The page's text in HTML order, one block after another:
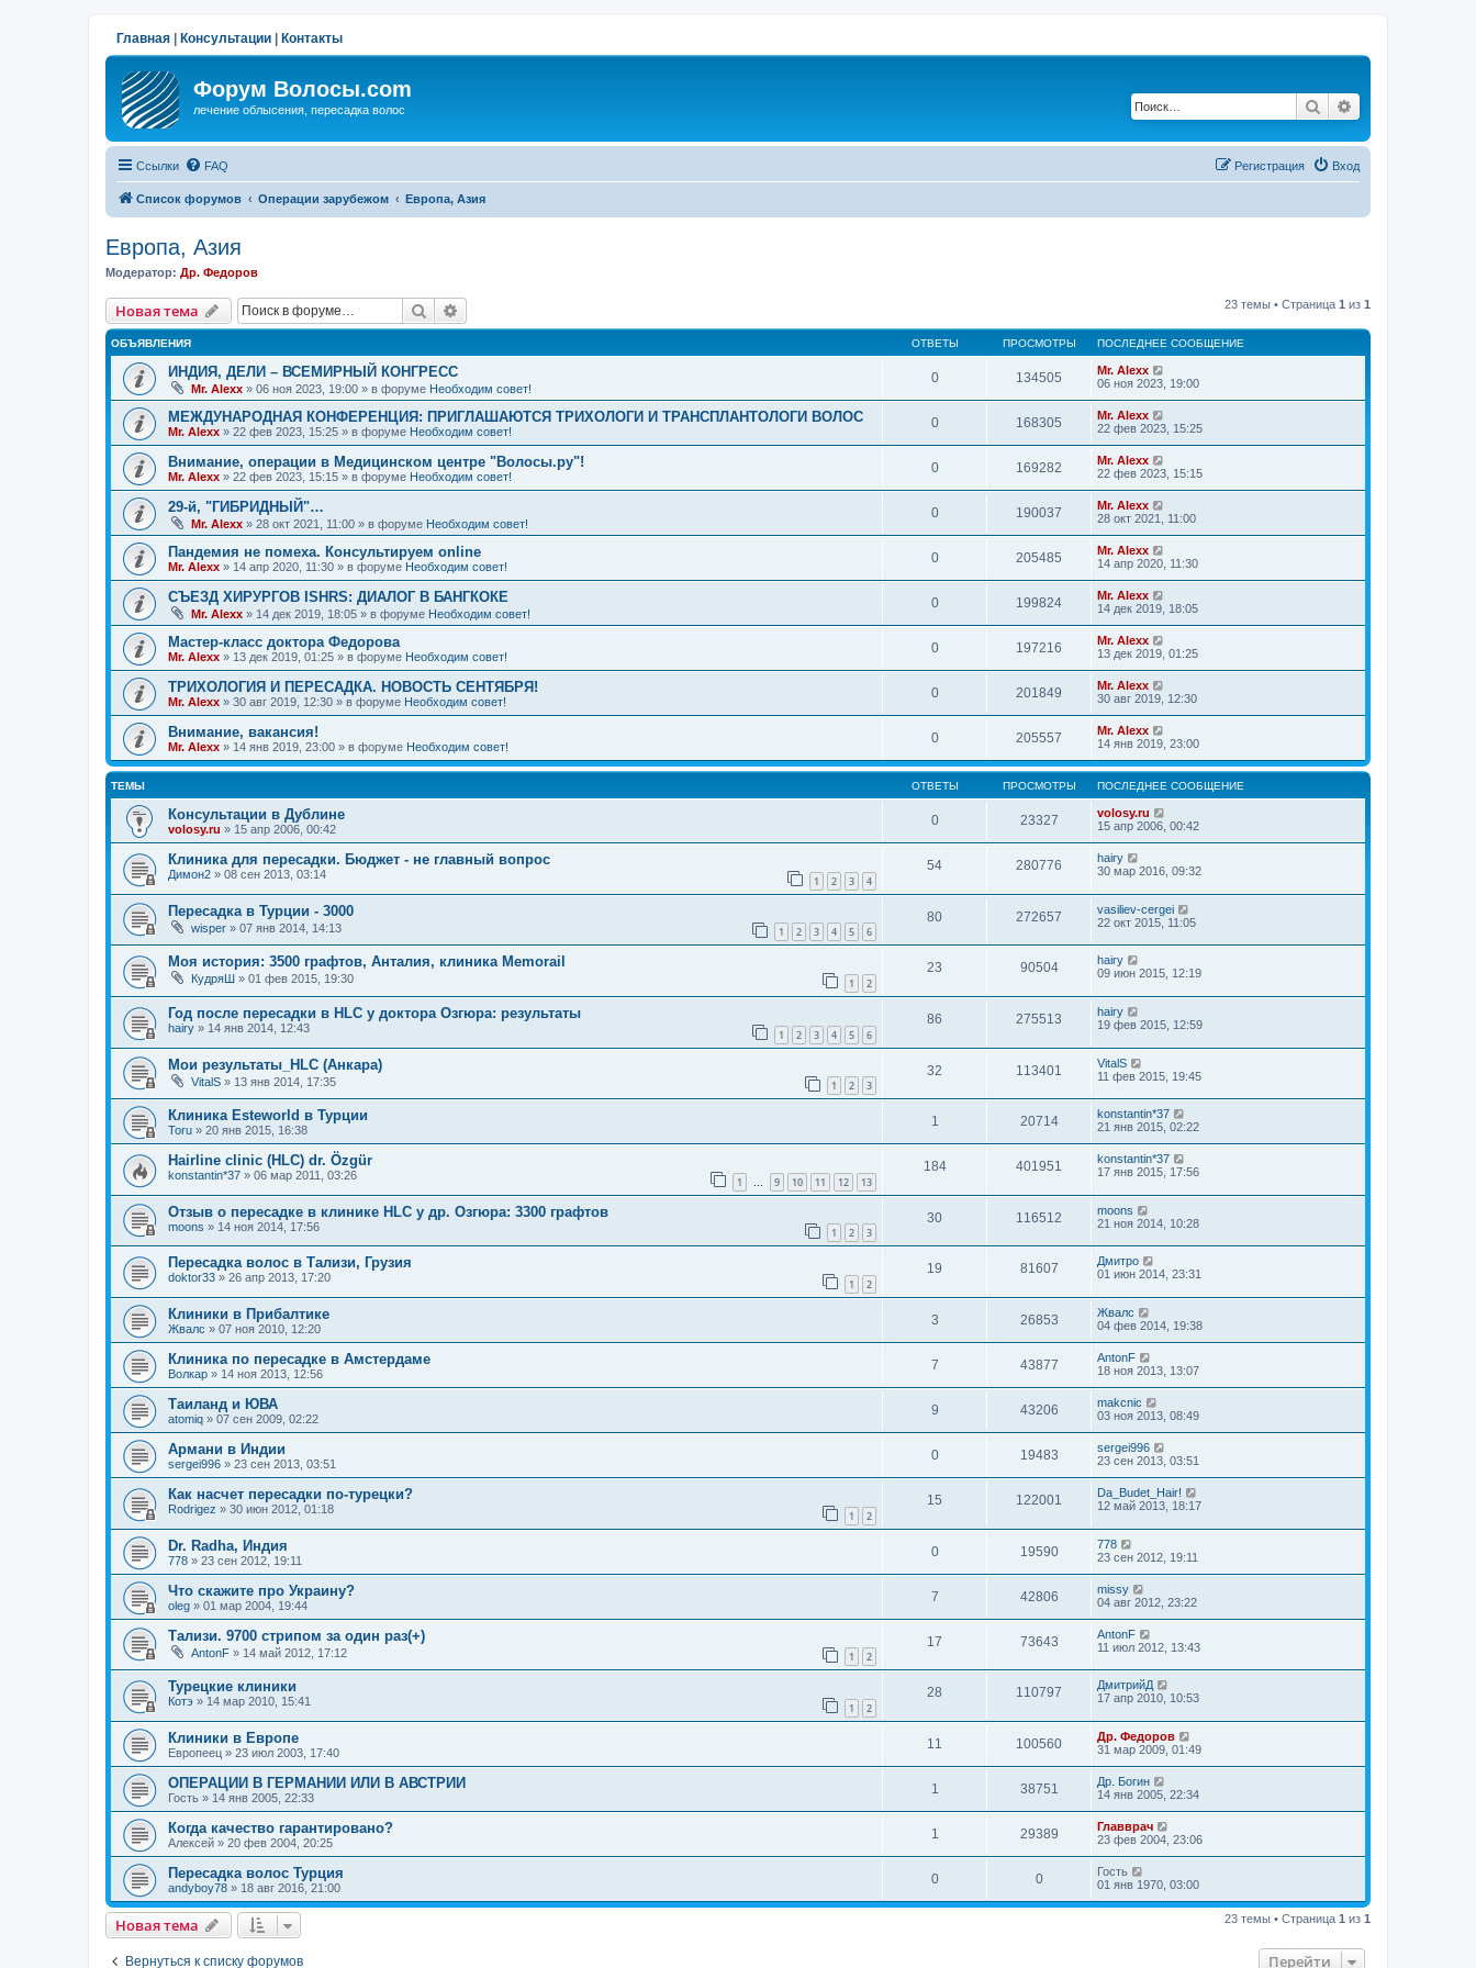
Главная Консультации Контакты
Форум Волосы.com
лечение облысения, пересадка волос Поиск
Ссылки FAQ Вход
Регистрация
Список форумов Операции зарубежом Европа, Азия
Европа, Азия
Модератор: Др. Федоров
Новая тема Поиск 23 темы • Страница 1 из 1
ОБЪЯВЛЕНИЯ ОТВЕТЫ ПРОСМОТРЫ ПОСЛЕДНЕЕ СООБЩЕНИЕ
ИНДИЯ, ДЕЛИ – ВСЕМИРНЫЙ КОНГРЕСС
Mr. Alexx » 06 ноя 2023, 19:00 » в форуме Необходим совет!
0 134505
Mr. Alexx
06 ноя 2023, 19:00
МЕЖДУНАРОДНАЯ КОНФЕРЕНЦИЯ: ПРИГЛАШАЮТСЯ ТРИХОЛОГИ И ТРАНСПЛАНТОЛОГИ ВОЛОС
Mr. Alexx » 22 фев 2023, 15:25 » в форуме Необходим совет!
0 168305
Mr. Alexx
22 фев 2023, 15:25
Внимание, операции в Медицинском центре "Волосы.ру"!
Mr. Alexx » 22 фев 2023, 15:15 » в форуме Необходим совет!
0 169282
Mr. Alexx
22 фев 2023, 15:15
29-й, "ГИБРИДНЫЙ"…
Mr. Alexx » 28 окт 2021, 11:00 » в форуме Необходим совет!
0 190037
Mr. Alexx
28 окт 2021, 11:00
Пандемия не помеха. Консультируем online
Mr. Alexx » 14 апр 2020, 11:30 » в форуме Необходим совет!
0 205485
Mr. Alexx
14 апр 2020, 11:30
СЪЕЗД ХИРУРГОВ ISHRS: ДИАЛОГ В БАНГКОКЕ
Mr. Alexx » 14 дек 2019, 18:05 » в форуме Необходим совет!
0 199824
Mr. Alexx
14 дек 2019, 18:05
Мастер-класс доктора Федорова
Mr. Alexx » 13 дек 2019, 01:25 » в форуме Необходим совет!
0 197216
Mr. Alexx
13 дек 2019, 01:25
ТРИХОЛОГИЯ И ПЕРЕСАДКА. НОВОСТЬ СЕНТЯБРЯ!
Mr. Alexx » 30 авг 2019, 12:30 » в форуме Необходим совет!
0 201849
Mr. Alexx
30 авг 2019, 12:30
Внимание, вакансия!
Mr. Alexx » 14 янв 2019, 23:00 » в форуме Необходим совет!
0 205557
Mr. Alexx
14 янв 2019, 23:00
ТЕМЫ ОТВЕТЫ ПРОСМОТРЫ ПОСЛЕДНЕЕ СООБЩЕНИЕ
Консультации в Дублине
volosy.ru » 15 апр 2006, 00:42
0 23327
volosy.ru
15 апр 2006, 00:42
Клиника для пересадки. Бюджет - не главный вопрос
Димон2 » 08 сен 2013, 03:14 1 2 3 4
54 280776
hairy
30 мар 2016, 09:32
Пересадка в Турции - 3000
wisper » 07 янв 2014, 14:13 1 2 3 4 5 6
80 272657
vasiliev-cergei
22 окт 2015, 11:05
Моя история: 3500 графтов, Анталия, клиника Memorail
КудряШ » 01 фев 2015, 19:30 1 2
23 90504
hairy
09 июн 2015, 12:19
Год после пересадки в HLC у доктора Озгюра: результаты
hairy » 14 янв 2014, 12:43 1 2 3 4 5 6
86 275513
hairy
19 фев 2015, 12:59
Мои результаты_HLC (Анкара)
VitalS » 13 янв 2014, 17:35 1 2 3
32 113401
VitalS
11 фев 2015, 19:45
Клиника Esteworld в Турции
Toru » 20 янв 2015, 16:38
1 20714
konstantin*37
21 янв 2015, 02:22
Hairline clinic (HLC) dr. Özgür
konstantin*37 » 06 мар 2011, 03:26 1 … 9 10 11 12 13
184 401951
konstantin*37
17 янв 2015, 17:56
Отзыв о пересадке в клинике HLC у др. Озгюра: 3300 графтов
moons » 14 ноя 2014, 17:56 1 2 3
30 116512
moons
21 ноя 2014, 10:28
Пересадка волос в Тализи, Грузия
doktor33 » 26 апр 2013, 17:20 1 2
19 81607
Дмитро
01 июн 2014, 23:31
Клиники в Прибалтике
Жвалс » 07 ноя 2010, 12:20
3 26853
Жвалс
04 фев 2014, 19:38
Клиника по пересадке в Амстердаме
Волкар » 14 ноя 2013, 12:56
7 43877
AntonF
18 ноя 2013, 13:07
Таиланд и ЮВА
atomiq » 07 сен 2009, 02:22
9 43206
makcnic
03 ноя 2013, 08:49
Армани в Индии
sergei996 » 23 сен 2013, 03:51
0 19483
sergei996
23 сен 2013, 03:51
Как насчет пересадки по-турецки?
Rodrigez » 30 июн 2012, 01:18 1 2
15 122001
Da_Budet_Hair!
12 май 2013, 18:17
Dr. Radha, Индия
778 » 23 сен 2012, 19:11
0 19590
778
23 сен 2012, 19:11
Что скажите про Украину?
oleg » 01 мар 2004, 19:44
7 42806
missy
04 авг 2012, 23:22
Тализи. 9700 стрипом за один раз(+)
AntonF » 14 май 2012, 17:12 1 2
17 73643
AntonF
11 июл 2012, 13:43
Турецкие клиники
Котэ » 14 мар 2010, 15:41 1 2
28 110797
ДмитрийД
17 апр 2010, 10:53
Клиники в Европе
Европеец » 23 июл 2003, 17:40
11 100560
Др. Федоров
31 мар 2009, 01:49
ОПЕРАЦИИ В ГЕРМАНИИ ИЛИ В АВСТРИИ
Гость » 14 янв 2005, 22:33
1 38751
Др. Богин
14 янв 2005, 22:34
Когда качество гарантировано?
Алексей » 20 фев 2004, 20:25
1 29389
Главврач
23 фев 2004, 23:06
Пересадка волос Турция
andyboy78 » 18 авг 2016, 21:00
0 0
Гость
01 янв 1970, 03:00
Новая тема 23 темы • Страница 1 из 1
Вернуться к списку форумов Перейти